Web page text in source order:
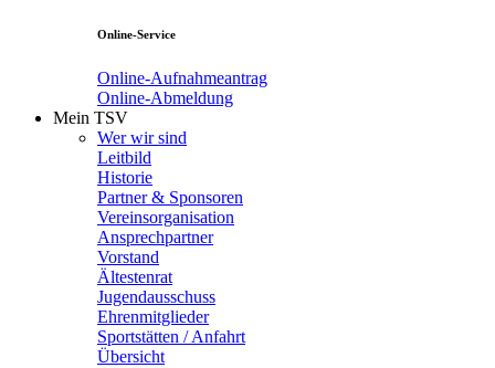
Online-Service
Online-Aufnahmeantrag
Online-Abmeldung
Mein TSV
Wer wir sind
Leitbild
Historie
Partner & Sponsoren
Vereinsorganisation
Ansprechpartner
Vorstand
Ältestenrat
Jugendausschuss
Ehrenmitglieder
Sportstätten / Anfahrt
Übersicht